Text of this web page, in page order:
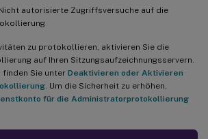
autorisierte Zugriffsversuche auf die
zu protokollieren, aktivieren Sie die
auf Ihren Sitzungsaufzeichnungsservern.
Sie unter Deaktivieren oder Aktivieren
. Um die Sicherheit zu erhöhen,
für die Administratorprotokollierung